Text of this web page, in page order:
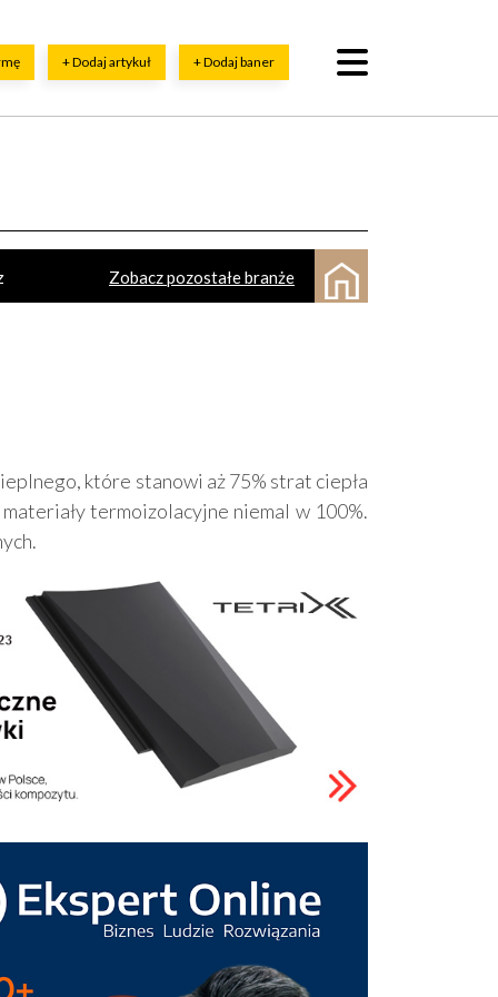
+ Dodaj artykuł + Dodaj baner
Zobacz pozostałe branże
które stanowi aż 75% strat ciepła
termoizolacyjne niemal w 100%.